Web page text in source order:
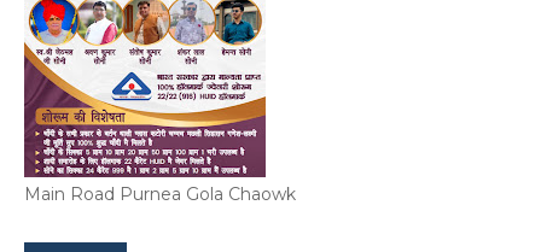
Main Road Purnea Gola Chaowk